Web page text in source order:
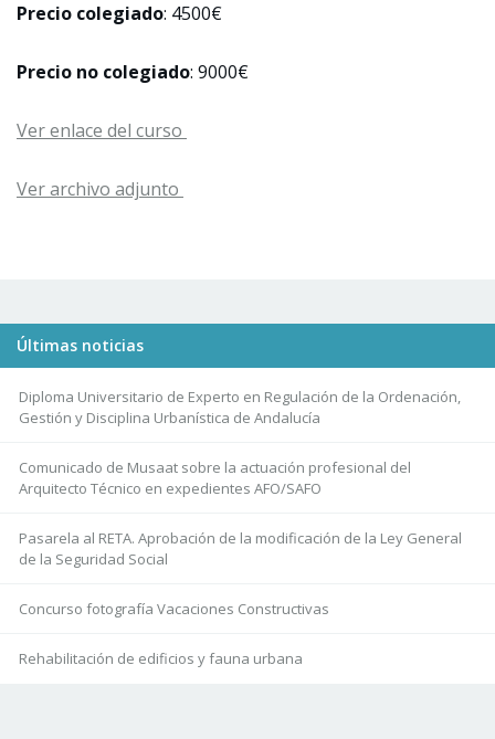
Precio colegiado: 4500€
Precio no colegiado: 9000€
Ver enlace del curso
Ver archivo adjunto
Últimas noticias
Diploma Universitario de Experto en Regulación de la Ordenación,
Gestión y Disciplina Urbanística de Andalucía
Comunicado de Musaat sobre la actuación profesional del
Arquitecto Técnico en expedientes AFO/SAFO
Pasarela al RETA. Aprobación de la modificación de la Ley General
de la Seguridad Social
Concurso fotografía Vacaciones Constructivas
Rehabilitación de edificios y fauna urbana